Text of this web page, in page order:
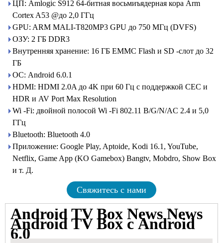
ЦП: Amlogic S912 64-битная восьмиъядерная кора Arm
Cortex A53 @до 2,0 ГГц
GPU: ARM MALI-T820MP3 GPU до 750 МГц (DVFS)
ОЗУ: 2 ГБ DDR3
Внутренняя хранение: 16 ГБ EMMC Flash и SD -слот до 32
ГБ
ОС: Android 6.0.1
HDMI: HDMI 2.0A до 4K при 60 Гц с поддержкой CEC и
HDR и AV Port Max Resolution
Wi -Fi: двойной полосой Wi -Fi 802.11 B/G/N/AC 2.4 и 5,0
ГГц
Bluetooth: Bluetooth 4.0
Приложение: Google Play, Aptoide, Kodi 16.1, YouTube,
Netflix, Game App (KO Gamebox) Bangtv, Mobdro, Show Box
и т. Д.
Свяжитесь с нами
Android TV Box News News
Android TV Box с Android
6.0